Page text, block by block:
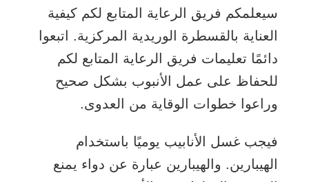
سيعلمكم فريق الرعاية المتابع لكم كيفية
العناية بالقسطرة الوريدية المركزية. اتبعوا
دائمًا تعليمات فريق الرعاية المتابع لكم
للحفاظ على عمل الأنبوب بشكل صحيح
وراعوا خطوات الوقاية من العدوى.
فيجب غسل الأنابيب يوميًا باستخدام
الهيبارين. والهيبارين عبارة عن دواء يمنع